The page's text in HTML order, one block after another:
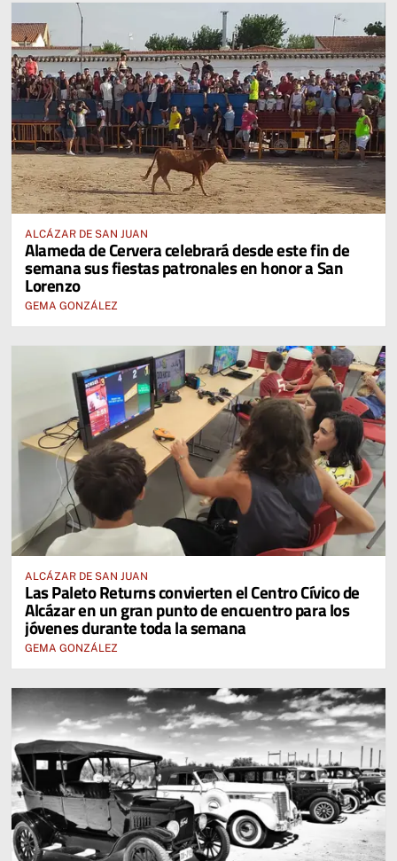
ALCÁZAR DE SAN JUAN
Alameda de Cervera celebrará desde este fin de
semana sus fiestas patronales en honor a San
Lorenzo
GEMA GONZÁLEZ
ALCÁZAR DE SAN JUAN
Las Paleto Returns convierten el Centro Cívico de
Alcázar en un gran punto de encuentro para los
jóvenes durante toda la semana
GEMA GONZÁLEZ